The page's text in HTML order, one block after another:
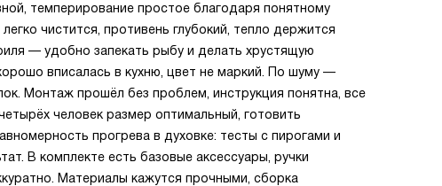
темперирование простое благодаря понятному
чистится, противень глубокий, тепло держится
— удобно запекать рыбу и делать хрустящую
вписалась в кухню, цвет не маркий. По шуму —
Монтаж прошёл без проблем, инструкция понятна, все
человек размер оптимальный, готовить
прогрева в духовке: тесты с пирогами и
В комплекте есть базовые аксессуары, ручки
Материалы кажутся прочными, сборка